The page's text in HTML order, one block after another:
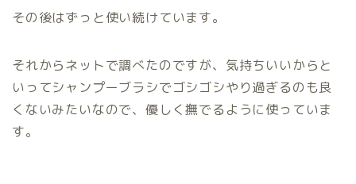
その後はずっと使い続けています。
それからネットで調べたのですが、気持ちいいからと
いってシャンプーブラシでゴシゴシやり過ぎるのも良
くないみたいなので、優しく撫でるように使っていま
す。